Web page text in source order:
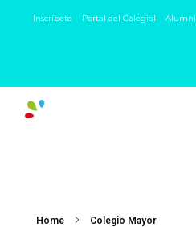
Inscríbete Portal del Colegial Alumni
Home Colegio Mayor